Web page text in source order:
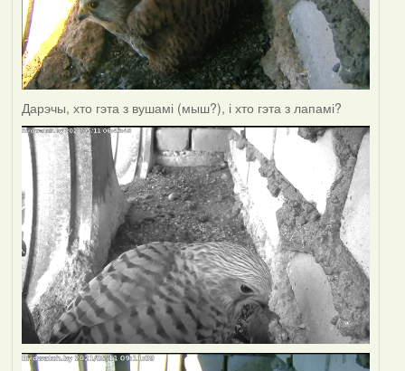
Дарэчы, хто гэта з вушамі (мыш?), і хто гэта з лапамі?